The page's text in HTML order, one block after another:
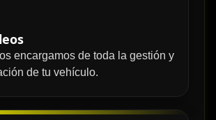
encargamos de toda la gestión y
de tu vehículo.